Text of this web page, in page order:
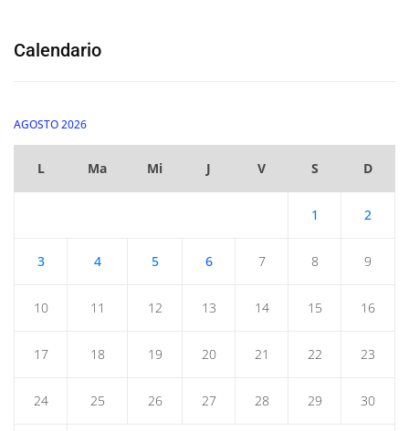
Calendario
AGOSTO 2026
L Ma Mi J V S D
1 2
3 4 5 6 7 8 9
10 11 12 13 14 15 16
17 18 19 20 21 22 23
24 25 26 27 28 29 30